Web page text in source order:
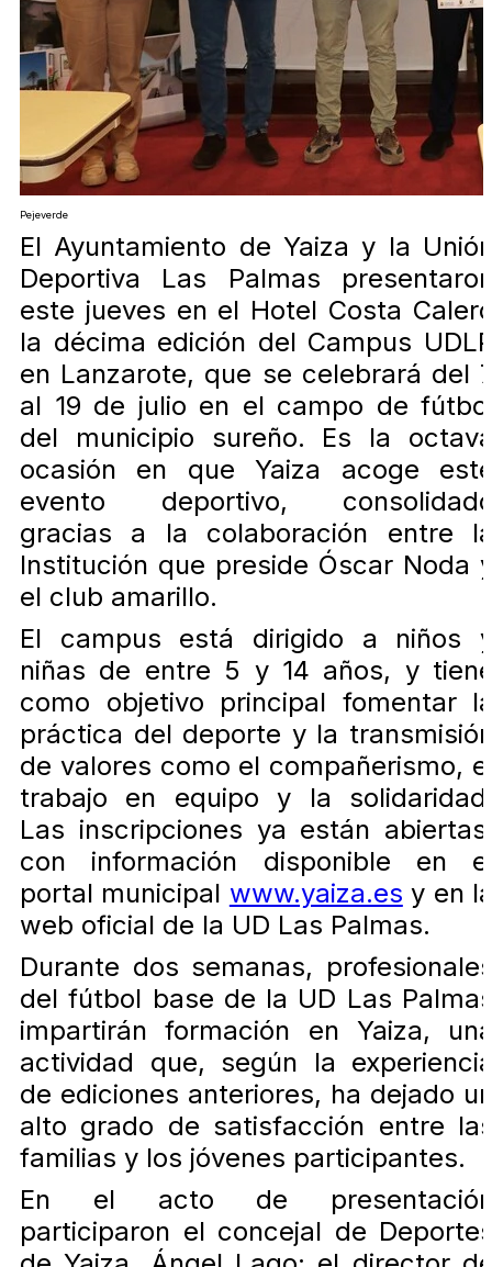
Pejeverde
El Ayuntamiento de Yaiza y la
Deportiva Las Palmas
este jueves en el Hotel Costa
la décima edición del Campus
en Lanzarote, que se celebrará del
al 19 de julio en el campo de
del municipio sureño. Es la
ocasión en que Yaiza acoge
evento deportivo,
gracias a la colaboración entre
Institución que preside Óscar Noda
el club amarillo.
El campus está dirigido a niños
niñas de entre 5 y 14 años, y
como objetivo principal fomentar
práctica del deporte y la
de valores como el compañerismo,
trabajo en equipo y la
Las inscripciones ya están
con información disponible en
portal municipal www.yaiza.es y en
web oficial de la UD Las Palmas.
Durante dos semanas,
del fútbol base de la UD Las
impartirán formación en Yaiza,
actividad que, según la
de ediciones anteriores, ha dejado
alto grado de satisfacción entre
familias y los jóvenes participantes.
En el acto de
participaron el concejal de